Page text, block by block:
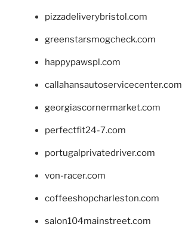
pizzadeliverybristol.com
greenstarsmogcheck.com
happypawspl.com
callahansautoservicecenter.com
georgiascornermarket.com
perfectfit24-7.com
portugalprivatedriver.com
von-racer.com
coffeeshopcharleston.com
salon104mainstreet.com